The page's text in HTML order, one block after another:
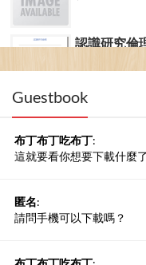
認識研究倫
Guestbook
布丁布丁吃布丁:
這就要看你想要下載什麼了
匿名:
請問手機可以下載嗎？